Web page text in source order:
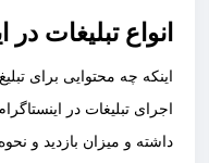
انواع تبلیغات
اینکه چه محتوایی برای
اجرای تبلیغات در
داشته و میزان بازدید و